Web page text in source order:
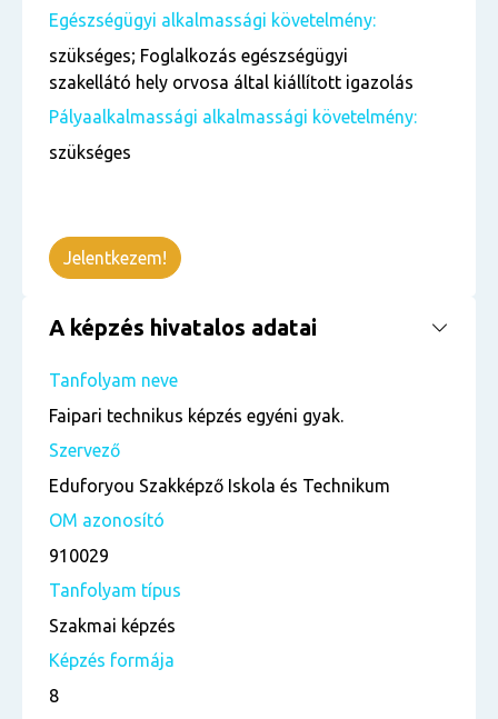
Egészségügyi alkalmassági követelmény:
szükséges; Foglalkozás egészségügyi
szakellátó hely orvosa által kiállított igazolás
Pályaalkalmassági alkalmassági követelmény:
szükséges
Jelentkezem!
A képzés hivatalos adatai
Tanfolyam neve
Faipari technikus képzés egyéni gyak.
Szervező
Eduforyou Szakképző Iskola és Technikum
OM azonosító
910029
Tanfolyam típus
Szakmai képzés
Képzés formája
8